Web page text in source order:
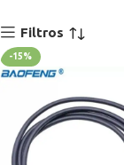
Filtros
-15%